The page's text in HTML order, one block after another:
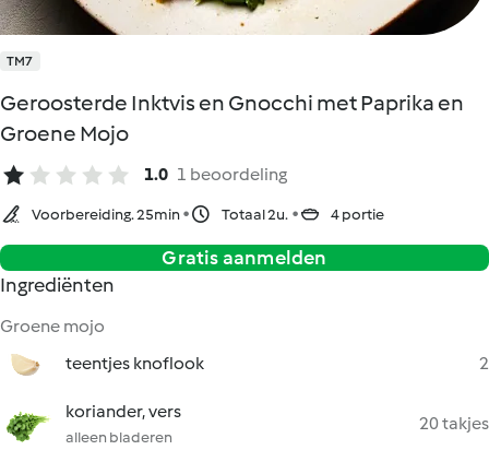
TM7
Geroosterde Inktvis en Gnocchi met Paprika en
Groene Mojo
1.0 1 beoordeling
Voorbereiding. 25min Totaal 2u. 4 portie
Gratis aanmelden
Ingrediënten
Groene mojo
teentjes knoflook
2
koriander, vers
alleen bladeren
20 takjes